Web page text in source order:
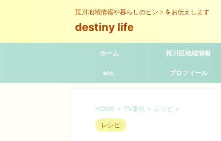
荒川地域情報や暮らしのヒントをお伝えします
destiny life
ホーム 荒川区地域情報
etc. プロフィール
HOME > TV番組 > レシピ >
レシピ